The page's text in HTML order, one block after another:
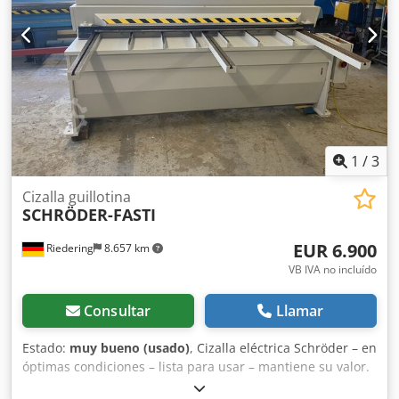
1 /3
Riedering 8.657 km
Cizalla guillotina
SCHRÖDER-FASTI
EUR 6.900
VB IVA no incluído
Consultar Llamar
Estado: muy bueno (usado), Cizalla eléctrica Schröder – en
óptimas condiciones – lista para usar – mantiene su valor.
Se vende una cizalla Schröder con tope de profundidad